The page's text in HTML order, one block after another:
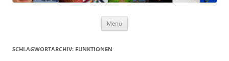
Menü
SCHLAGWORTARCHIV: FUNKTIONEN